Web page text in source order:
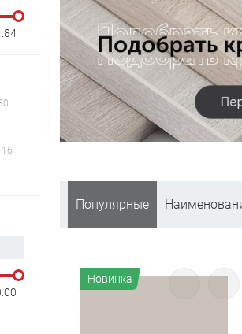
16
Популярные
Новинка